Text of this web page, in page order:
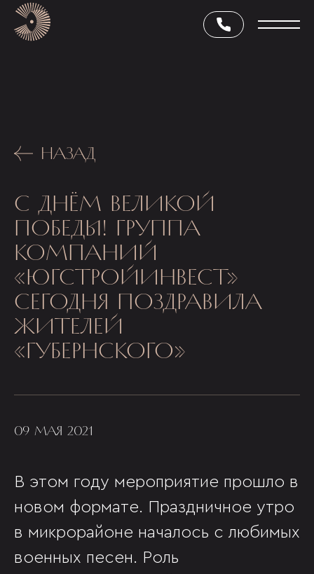
НАЗАД
С ДНЁМ ВЕЛИКОЙ
ПОБЕДЫ! ГРУППА
КОМПАНИЙ
«ЮГСТРОЙИНВЕСТ»
СЕГОДНЯ ПОЗДРАВИЛА
ЖИТЕЛЕЙ
«ГУБЕРНСКОГО»
09 МАЯ 2021
В этом году мероприятие прошло в
новом формате. Праздничное утро
в микрорайоне началось с любимых
военных песен. Роль